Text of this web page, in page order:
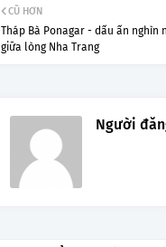
CŨ HƠN
Tháp Bà Ponagar - dấu ấn nghìn
giữa lòng Nha Trang
Người